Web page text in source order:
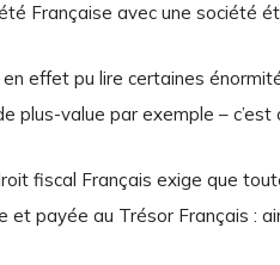
Française avec une société
en effet pu lire certaines
plus-value par exemple – c’est
fiscal Français exige que
et payée au Trésor Français :